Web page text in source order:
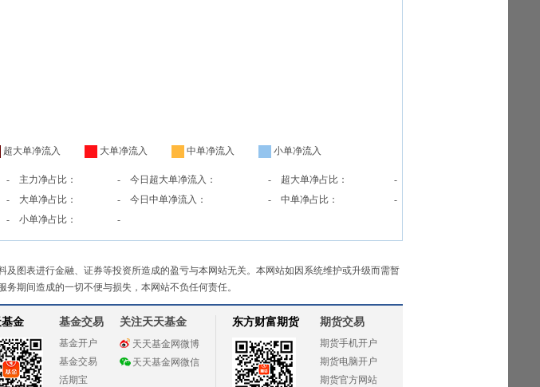
超大单净流入 大单净流入 中单净流入 小单净流入
- 主力净占比： - 今日超大单净流入： - 超大单净占比：
-
- 大单净占比： - 今日中单净流入： - 中单净占比：
-
- 小单净占比： -
图表进行金融、证券等投资所造成的盈亏与本网站无关。本网站如因系统维护或升级而需暂
期间造成的一切不便与损失，本网站不负任何责任。
金 基金交易
基金开户
基金交易
活期宝
关注天天基金
天天基金网微博
天天基金网微信
东方财富期货 期货交易
期货手机开户
期货电脑开户
期货官方网站